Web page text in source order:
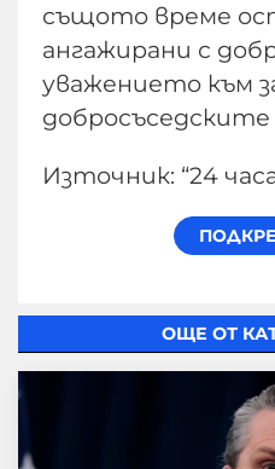
същото време
ангажирани с
уважението към
Източник: “24
ОЩЕ ОТ